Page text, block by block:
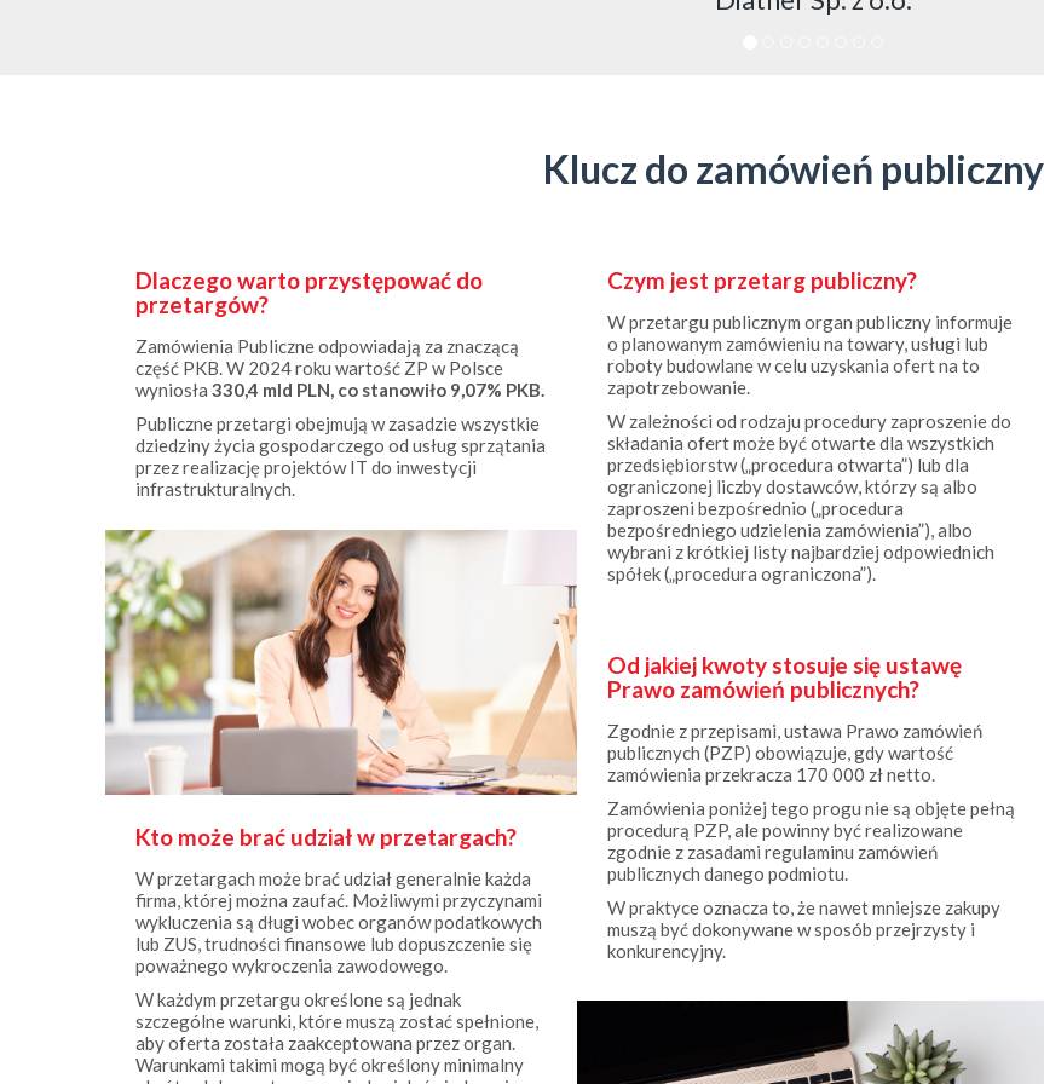
przetargów?
Zamówienia Publiczne odpowiadają za znaczącą
część PKB. W 2024 roku wartość ZP w Polsce
wyniosła330,4 mld PLN, co stanowiło 9,07% PKB.
Publiczne przetargi obejmują w zasadzie wszystkie
dziedziny życia gospodarczego od usług sprzątania
przez realizację projektów IT do inwestycji
infrastrukturalnych.
W przetargach może brać udział generalnie każda
firma, której można zaufać. Możliwymi przyczynami
wykluczenia są długi wobec organów podatkowych
lub ZUS, trudności finansowe lub dopuszczenie się
poważnego wykroczenia zawodowego.
W każdym przetargu określone są jednak
szczególne warunki, które muszą zostać spełnione,
aby oferta została zaakceptowana przez organ.
Warunkami takimi mogą być określony minimalny
obrót, udokumentowana wiedza i doświadczenie
(np. oparte na referencjach, certyfikatach czy
W przetargu publicznym organ publiczny informuje
o planowanym zamówieniu na towary, usługi lub
roboty budowlane w celu uzyskania ofert na to
zapotrzebowanie.
W zależności od rodzaju procedury zaproszenie do
składania ofert może być otwarte dla wszystkich
przedsiębiorstw („procedura otwarta”) lub dla
ograniczonej liczby dostawców, którzy są albo
zaproszeni bezpośrednio („procedura
bezpośredniego udzielenia zamówienia”), albo
wybrani z krótkiej listy najbardziej odpowiednich
spółek („procedura ograniczona”).
Prawo zamówień publicznych?
Zgodnie z przepisami, ustawa Prawo zamówień
publicznych (PZP) obowiązuje, gdy wartość
zamówienia przekracza 170 000 zł netto.
Zamówienia poniżej tego progu nie są objęte pełną
procedurą PZP, ale powinny być realizowane
zgodnie z zasadami regulaminu zamówień
publicznych danego podmiotu.
W praktyce oznacza to, że nawet mniejsze zakupy
muszą być dokonywane w sposób przejrzysty i
konkurencyjny.